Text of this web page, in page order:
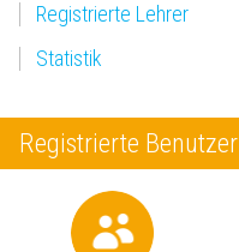
Registrierte Lehrer
Statistik
Registrierte Benutzer